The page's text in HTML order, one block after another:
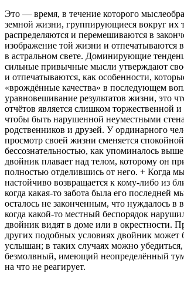
Это — время, в течение которого
земной жизни, группирующиеся вокруг их
распределяются и перемешиваются в
изображение той жизни и отпечатываются
в астральном свете. Доминирующие
сильные привычные мысли утверждают
и отпечатываются, как особенности,
«врождённые качества» в последующем
уравновешивание результатов жизни, это
отчётов является слишком торжественной
чтобы быть нарушенной неуместными
родственников и друзей. У ординарного
просмотр своей жизни сменяется
бессознательностью, как упоминалось
двойник плавает над телом, которому он
полностью отделившись от него. + Когда
настойчиво возвращается к кому-либо из
когда какая-то забота была его последней
осталось не законченным, что нуждалось в
когда какой-то местный беспорядок
двойник видят в доме или в окрестности.
других подобных условиях двойник может
услышан; в таких случаях можно
безмолвный, имеющий неопределённый
на что не реагирует.